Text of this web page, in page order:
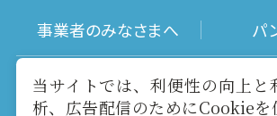
事業者のみなさまへ パ
写真ダウンロード 動画
当サイトでは、利便性の向上と
析、広告配信のためにCookieを